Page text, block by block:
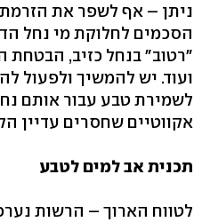
ניתן – אף לשפר את
הסכמים לחלוקת מי נחל
"רטוב" בנחל כזיב, הבטחת
ועוד. יש להמשיך ולפעול
לשמירת טבע עבור אותם
אקווטיים שחסרים עדיין
תכנית אב למים לטבע
לטווח הארוך – הרשות